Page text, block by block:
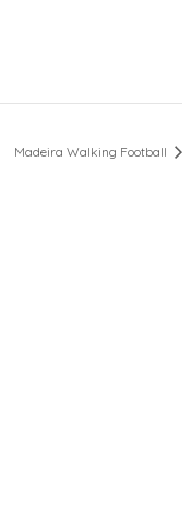
Madeira Walking Football